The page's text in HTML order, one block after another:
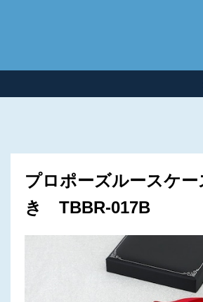
プロポーズルースケ
き TBBR-017B